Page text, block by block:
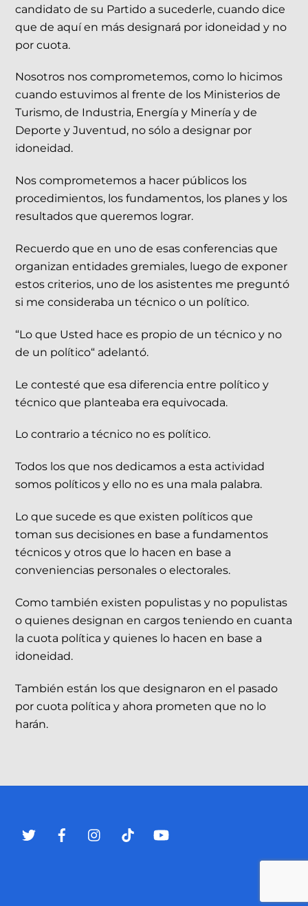
candidato de su Partido a sucederle, cuando dice
que de aquí en más designará por idoneidad y no
por cuota.
Nosotros nos comprometemos, como lo hicimos
cuando estuvimos al frente de los Ministerios de
Turismo, de Industria, Energía y Minería y de
Deporte y Juventud, no sólo a designar por
idoneidad.
Nos comprometemos a hacer públicos los
procedimientos, los fundamentos, los planes y los
resultados que queremos lograr.
Recuerdo que en uno de esas conferencias que
organizan entidades gremiales, luego de exponer
estos criterios, uno de los asistentes me preguntó
si me consideraba un técnico o un político.
“Lo que Usted hace es propio de un técnico y no
de un político“ adelantó.
Le contesté que esa diferencia entre político y
técnico que planteaba era equivocada.
Lo contrario a técnico no es político.
Todos los que nos dedicamos a esta actividad
somos políticos y ello no es una mala palabra.
Lo que sucede es que existen políticos que
toman sus decisiones en base a fundamentos
técnicos y otros que lo hacen en base a
conveniencias personales o electorales.
Como también existen populistas y no populistas
o quienes designan en cargos teniendo en cuanta
la cuota política y quienes lo hacen en base a
idoneidad.
También están los que designaron en el pasado
por cuota política y ahora prometen que no lo
harán.